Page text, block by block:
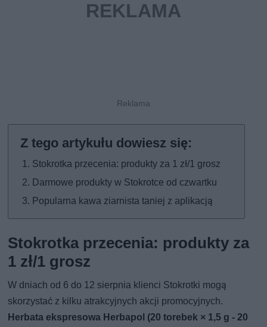
Stokrotka przecenia: produkty za 1 zł/1 grosz
Darmowe produkty w Stokrotce od czwartku
Popularna kawa ziarnista taniej z aplikacją
Stokrotka przecenia: produkty za
1 zł/1 grosz
W dniach od 6 do 12 sierpnia klienci Stokrotki mogą
skorzystać z kilku atrakcyjnych akcji promocyjnych.
Herbata ekspresowa Herbapol (20 torebek × 1,5 g - 20